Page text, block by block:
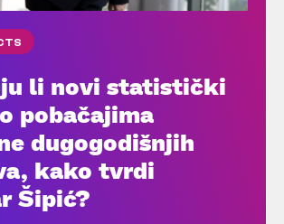
li novi statistički
pobačajima
dugogodišnjih
kako tvrdi
Šipić?